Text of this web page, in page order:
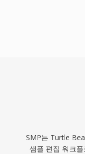
SMP는 Turtle
샘플 편집 워크